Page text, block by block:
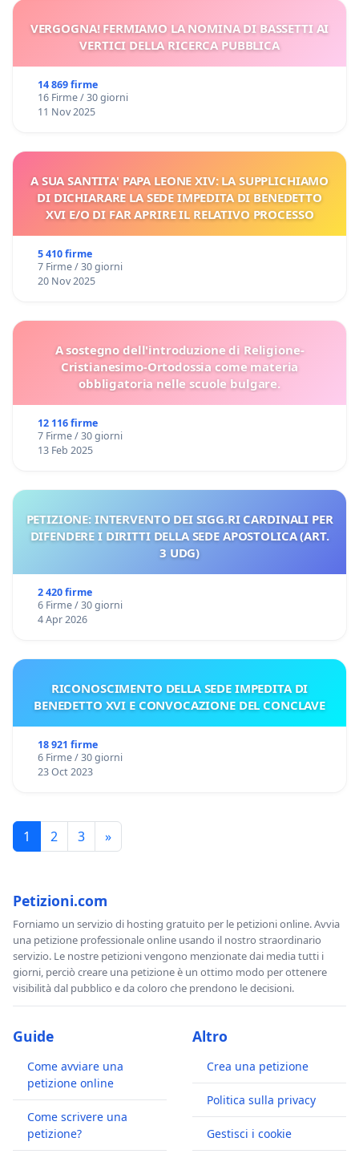
VERGOGNA! FERMIAMO LA NOMINA DI BASSETTI AI
VERTICI DELLA RICERCA PUBBLICA
14 869 firme
16 Firme / 30 giorni
11 Nov 2025
A SUA SANTITA' PAPA LEONE XIV: LA SUPPLICHIAMO
DI DICHIARARE LA SEDE IMPEDITA DI BENEDETTO
XVI E/O DI FAR APRIRE IL RELATIVO PROCESSO
5 410 firme
7 Firme / 30 giorni
20 Nov 2025
A sostegno dell'introduzione di Religione-
Cristianesimo-Ortodossia come materia
obbligatoria nelle scuole bulgare.
12 116 firme
7 Firme / 30 giorni
13 Feb 2025
PETIZIONE: INTERVENTO DEI SIGG.RI CARDINALI PER
DIFENDERE I DIRITTI DELLA SEDE APOSTOLICA (ART.
3 UDG)
2 420 firme
6 Firme / 30 giorni
4 Apr 2026
RICONOSCIMENTO DELLA SEDE IMPEDITA DI
BENEDETTO XVI E CONVOCAZIONE DEL CONCLAVE
18 921 firme
6 Firme / 30 giorni
23 Oct 2023
1 2 3 »
Petizioni.com
Forniamo un servizio di hosting gratuito per le petizioni online. Avvia
una petizione professionale online usando il nostro straordinario
servizio. Le nostre petizioni vengono menzionate dai media tutti i
giorni, perciò creare una petizione è un ottimo modo per ottenere
visibilità dal pubblico e da coloro che prendono le decisioni.
Guide
Come avviare una
petizione online
Come scrivere una
petizione?
Altro
Crea una petizione
Politica sulla privacy
Gestisci i cookie